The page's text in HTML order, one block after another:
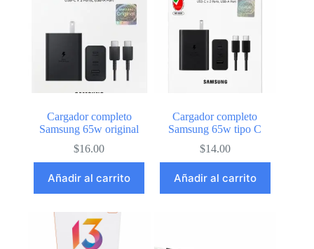
Cargador completo
Samsung 65w original
$16.00
Añadir al carrito
Cargador completo
Samsung 65w tipo C
$14.00
Añadir al carrito